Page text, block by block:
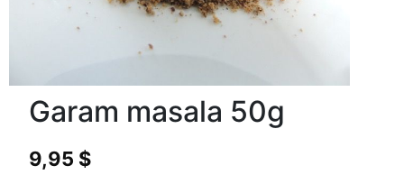
Garam masala 50g
9,95 $